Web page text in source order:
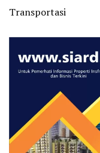
Transportasi